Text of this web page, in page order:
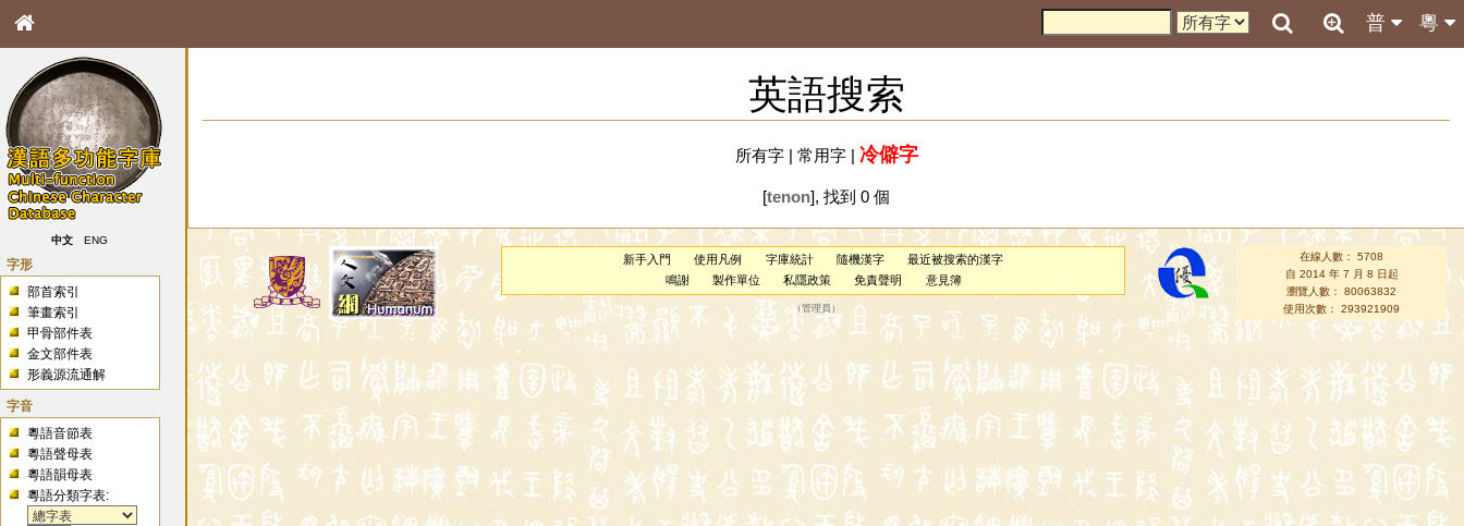
粵
普
中文 ENG
字形
部首索引
筆畫索引
甲骨部件表
金文部件表
形義源流通解
字音
粵語音節表
粵語聲母表
粵語韻母表
粵語分類字表:
英語搜索
所有字| 常用字| 冷僻字
[tenon], 找到 0 個
新手入門 使用凡例 字庫統計 隨機漢字
最近被搜索的漢字
鳴謝
製作單位 私隱政策 免責聲明 意見簿
（管理員 ）
在線人數： 5708
自 2014 年 7 月 8 日起
瀏覽人數： 80063832
使用次數： 293921909